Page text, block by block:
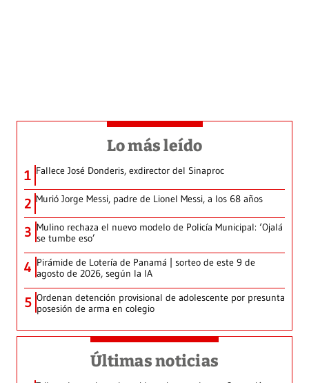
Lo más leído
1 Fallece José Donderis, exdirector del Sinaproc
2 Murió Jorge Messi, padre de Lionel Messi, a los 68 años
3 Mulino rechaza el nuevo modelo de Policía Municipal: ‘Ojalá
se tumbe eso’
4 Pirámide de Lotería de Panamá | sorteo de este 9 de
agosto de 2026, según la IA
5 Ordenan detención provisional de adolescente por presunta
posesión de arma en colegio
Últimas noticias